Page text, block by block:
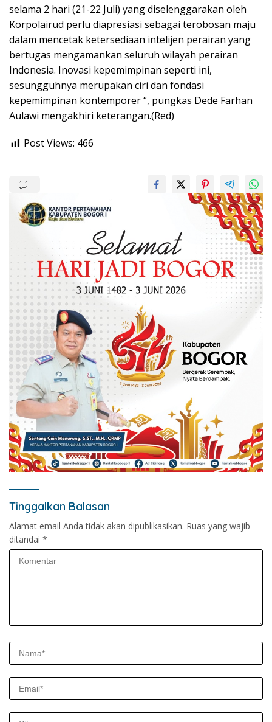
selama 2 hari (21-22 Juli) yang diselenggarakan oleh
Korpolairud perlu diapresiasi sebagai terobosan maju
dalam mencetak ketersediaan intelijen perairan yang
bertugas mengamankan seluruh wilayah perairan
Indonesia. Inovasi kepemimpinan seperti ini,
sesungguhnya merupakan ciri dan fondasi
kepemimpinan kontemporer “, pungkas Dede Farhan
Aulawi mengakhiri keterangan.(Red)
Post Views: 466
Tinggalkan Balasan
Alamat email Anda tidak akan dipublikasikan. Ruas yang wajib
ditandai *